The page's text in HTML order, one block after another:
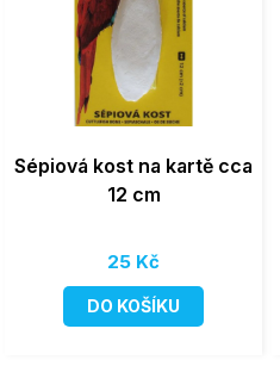
Sépiová kost na kartě cca
12 cm
25 Kč
DO KOŠÍKU